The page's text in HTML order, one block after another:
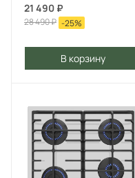
21 490 ₽
28 490₽ -25%
В корзину